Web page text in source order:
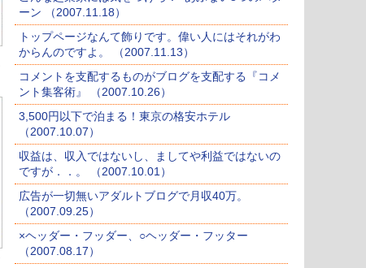
ーン （2007.11.18）
トップページなんて飾りです。偉い人にはそれがわ
からんのですよ。 （2007.11.13）
コメントを支配するものがブログを支配する『コメ
ント集客術』 （2007.10.26）
3,500円以下で泊まる！東京の格安ホテル
（2007.10.07）
収益は、収入ではないし、ましてや利益ではないの
ですが．．。 （2007.10.01）
広告が一切無いアダルトブログで月収40万。
（2007.09.25）
×ヘッダー・フッダー、○ヘッダー・フッター
（2007.08.17）